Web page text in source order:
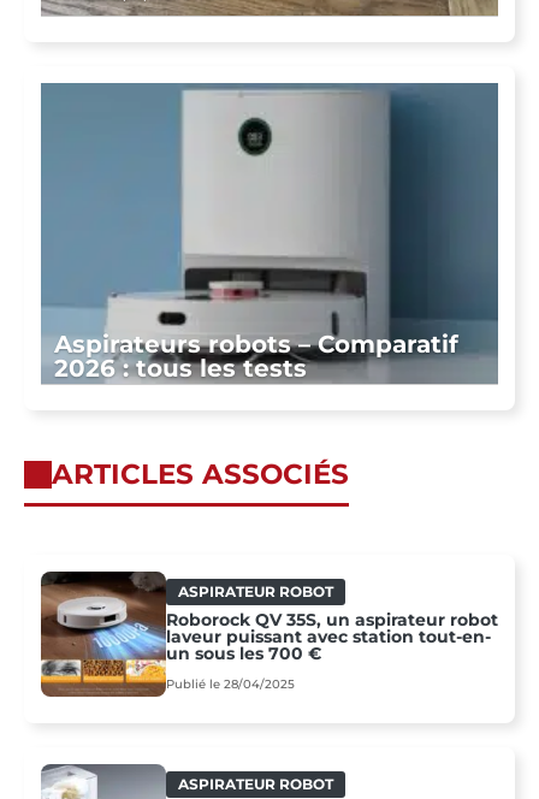
Aspirateurs robots – Comparatif
2026 : tous les tests
ARTICLES ASSOCIÉS
ASPIRATEUR ROBOT
Roborock QV 35S, un aspirateur robot
laveur puissant avec station tout-en-
un sous les 700 €
Publié le 28/04/2025
ASPIRATEUR ROBOT